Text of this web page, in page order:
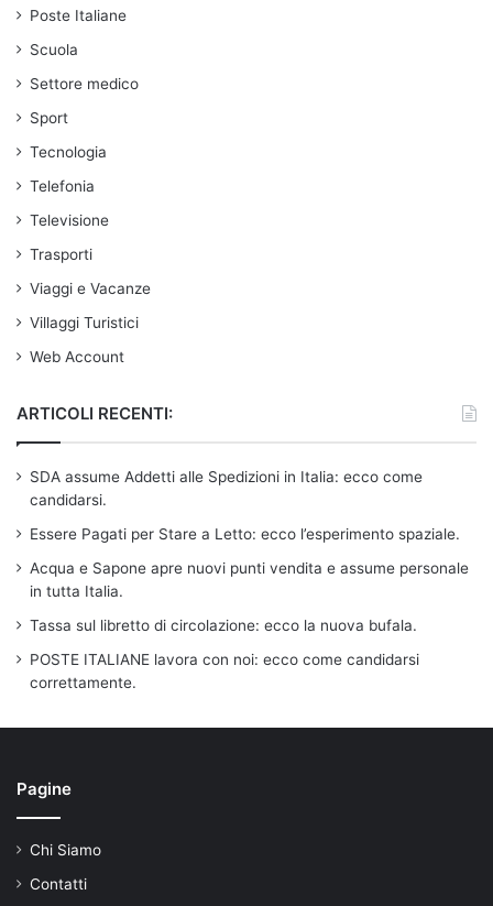
Poste Italiane
Scuola
Settore medico
Sport
Tecnologia
Telefonia
Televisione
Trasporti
Viaggi e Vacanze
Villaggi Turistici
Web Account
ARTICOLI RECENTI:
SDA assume Addetti alle Spedizioni in Italia: ecco come
candidarsi.
Essere Pagati per Stare a Letto: ecco l’esperimento spaziale.
Acqua e Sapone apre nuovi punti vendita e assume personale
in tutta Italia.
Tassa sul libretto di circolazione: ecco la nuova bufala.
POSTE ITALIANE lavora con noi: ecco come candidarsi
correttamente.
Pagine
Chi Siamo
Contatti